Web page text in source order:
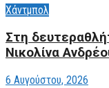
Χάντμπολ
Στη
Νικολίνα
6 Αυγούστου, 2026